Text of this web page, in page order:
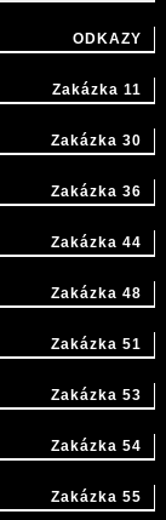
ODKAZY
Zakázka 11
Zakázka 30
Zakázka 36
Zakázka 44
Zakázka 48
Zakázka 51
Zakázka 53
Zakázka 54
Zakázka 55